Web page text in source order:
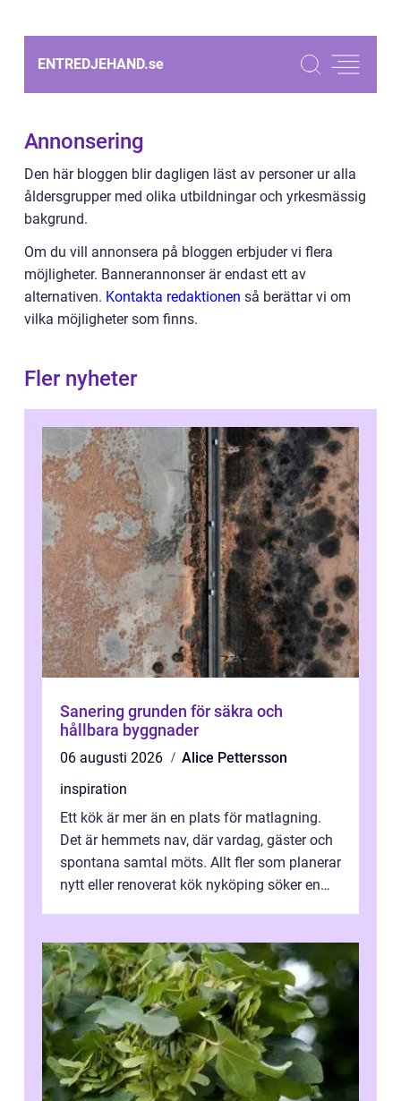
ENTREDJEHAND.se
Annonsering
Den här bloggen blir dagligen läst av personer ur alla
åldersgrupper med olika utbildningar och yrkesmässig
bakgrund.
Om du vill annonsera på bloggen erbjuder vi flera
möjligheter. Bannerannonser är endast ett av
alternativen. Kontakta redaktionen så berättar vi om
vilka möjligheter som finns.
Fler nyheter
Sanering grunden för säkra och
hållbara byggnader
06 augusti 2026
Alice Pettersson
inspiration
Ett kök är mer än en plats för matlagning.
Det är hemmets nav, där vardag, gäster och
spontana samtal möts. Allt fler som planerar
nytt eller renoverat kök nyköping söker en